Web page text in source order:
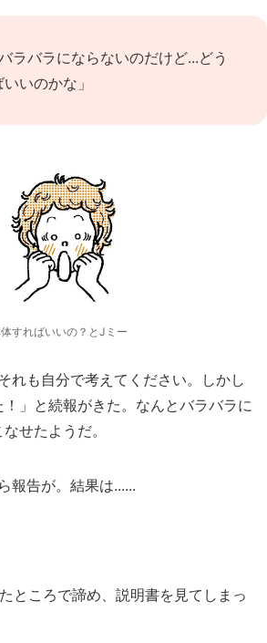
ラバラにならないのだけど...どう
いのかな」
すればいいの？とJミー
れも自分で考えてください。しかし
」と続報がきた。なんとバラバラに
せたようだ。
報告が。結果は......
ところで諦め、説明書を見てしまっ